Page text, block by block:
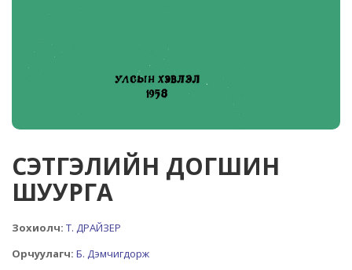
СЭТГЭЛИЙН ДОГШИН
ШУУРГА
Зохиолч: Т. ДРАЙЗЕР
Орчуулагч: Б. Дэмчигдорж